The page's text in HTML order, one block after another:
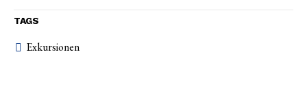
TAGS
Exkursionen